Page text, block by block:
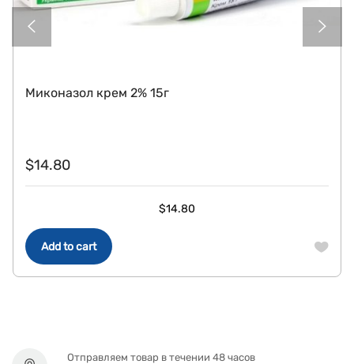
Add to cart
Миконазол крем 2% 15г
$14.80
$14.80
Отправляем товар в течении 48 часов